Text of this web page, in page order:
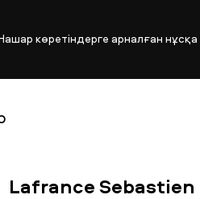
көретіндерге арналған нұсқа
Lafrance Sébastien